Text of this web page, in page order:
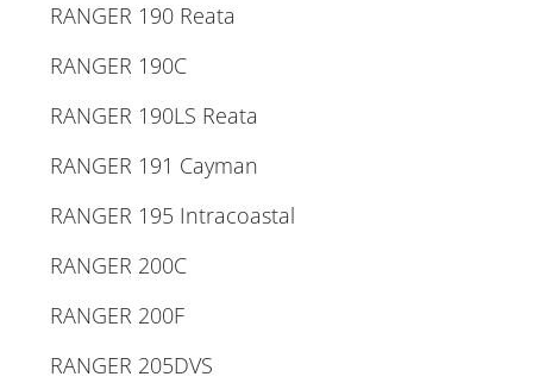
RANGER 190 Reata
RANGER 190C
RANGER 190LS Reata
RANGER 191 Cayman
RANGER 195 Intracoastal
RANGER 200C
RANGER 200F
RANGER 205DVS